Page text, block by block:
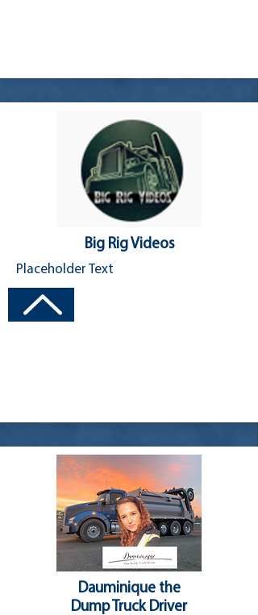
Big Rig Videos
Placeholder Text
Dauminique the
Dump Truck Driver